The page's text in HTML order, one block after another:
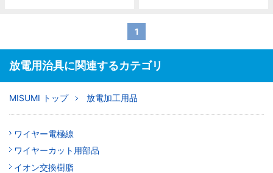
1
放電用治具に関連するカテゴリ
MISUMI トップ 放電加工用品
ワイヤー電極線
ワイヤーカット用部品
イオン交換樹脂